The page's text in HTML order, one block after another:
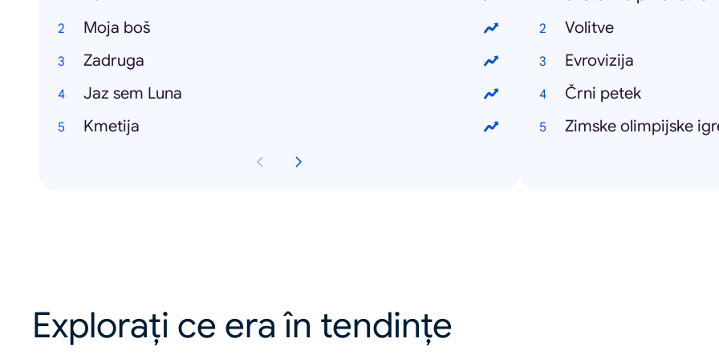
Moja boš
Zadruga
Jaz sem Luna
Kmetija
Volitve
Evrovizija
Črni petek
Zimske olimpijske
Explorați ce era în tendințe